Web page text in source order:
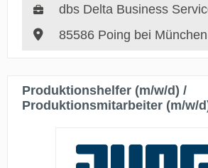
dbs Delta Business
85586 Poing bei München
Produktionshelfer (m/w/d) /
Produktionsmitarbeiter (m/w/